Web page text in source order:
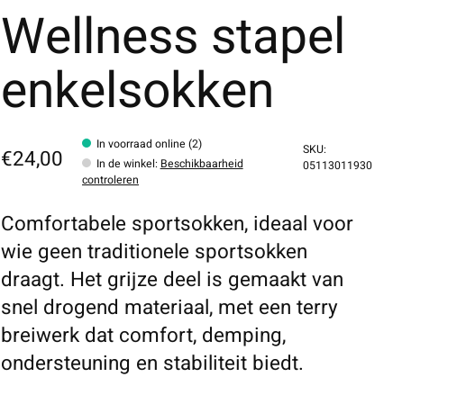
Wellness stapel
enkelsokken
€24,00
In voorraad online (2)
In de winkel: Beschikbaarheid
controleren
SKU:
05113011930
Comfortabele sportsokken, ideaal voor
wie geen traditionele sportsokken
draagt. Het grijze deel is gemaakt van
snel drogend materiaal, met een terry
breiwerk dat comfort, demping,
ondersteuning en stabiliteit biedt.